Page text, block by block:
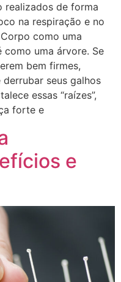
realizados de forma
na respiração e no
como uma
como uma árvore. Se
bem firmes,
seus galhos
essas “raízes”,
forte e
e